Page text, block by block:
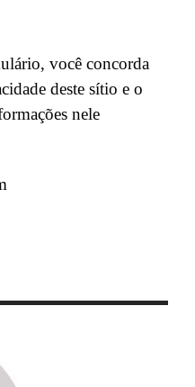
você concorda
deste sítio e o
nele